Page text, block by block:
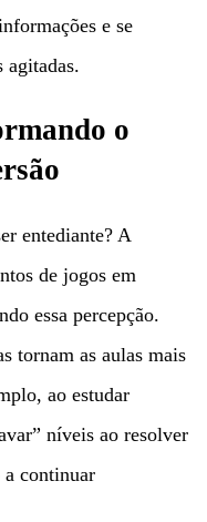
e se
agitadas.
o
entediante? A
de jogos em
essa percepção.
tornam as aulas mais
ao estudar
níveis ao resolver
a continuar